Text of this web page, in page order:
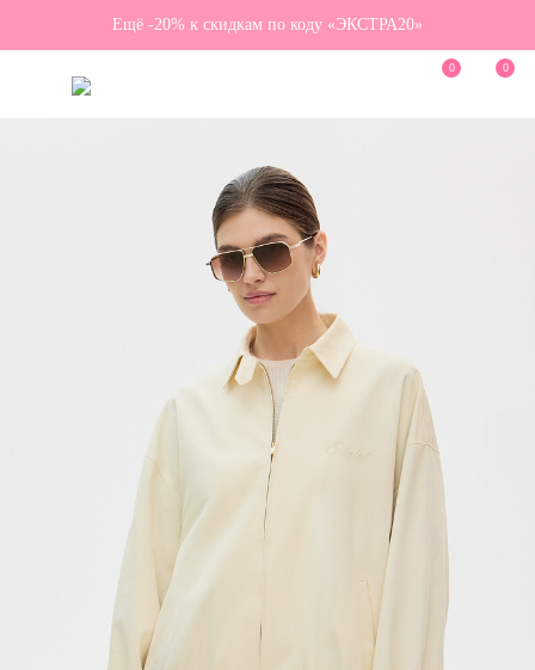
0 0
Ещё -20% к скидкам по коду «ЭКСТРА20»